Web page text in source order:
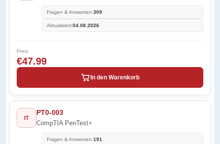
Fragen & Antworten:309
Aktualisiert:04.08.2026
Preis
€47.99
In den Warenkorb
IT
PT0-003
CompTIA PenTest+
Fragen & Antworten:191